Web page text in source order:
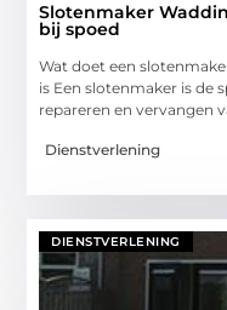
Slotenmaker
bij spoed
Wat doet een
is Een slotenmaker is de
repareren en vervangen
Dienstverlening
DIENSTVERLENING